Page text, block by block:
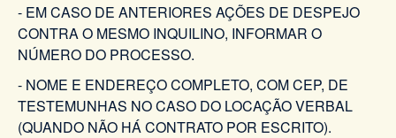
- EM CASO DE ANTERIORES AÇÕES DE DESPEJO
CONTRA O MESMO INQUILINO, INFORMAR O
NÚMERO DO PROCESSO.
- NOME E ENDEREÇO COMPLETO, COM CEP, DE
TESTEMUNHAS NO CASO DO LOCAÇÃO VERBAL
(QUANDO NÃO HÁ CONTRATO POR ESCRITO).